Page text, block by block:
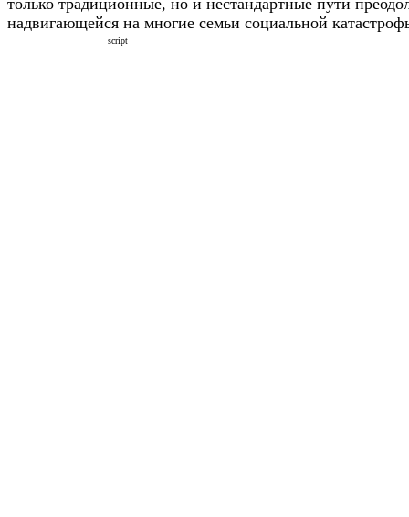
надвигающейся на многие семьи социальной
script